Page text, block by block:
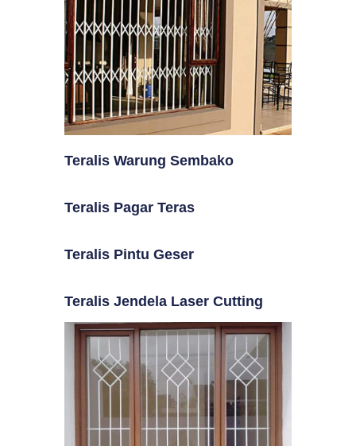
Teralis Warung Sembako
Teralis Pagar Teras
Teralis Pintu Geser
Teralis Jendela Laser Cutting